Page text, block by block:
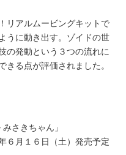
リアルムービングキットで
うに動き出す。ゾイドの世
発動という３つの流れに
きる点が評価されました。
みさきちゃん」
６月１６日（土）発売予定